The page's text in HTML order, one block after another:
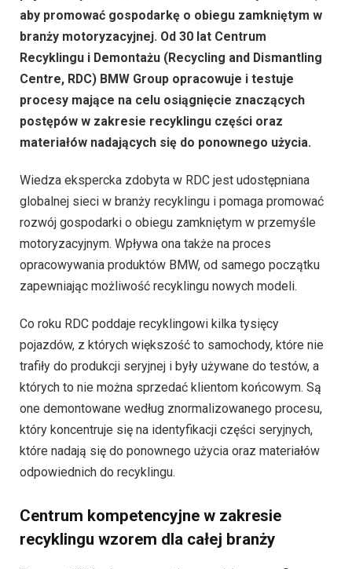
aby promować gospodarkę o obiegu zamkniętym w
branży motoryzacyjnej. Od 30 lat Centrum
Recyklingu i Demontażu (Recycling and Dismantling
Centre, RDC) BMW Group opracowuje i testuje
procesy mające na celu osiągnięcie znaczących
postępów w zakresie recyklingu części oraz
materiałów nadających się do ponownego użycia.
Wiedza ekspercka zdobyta w RDC jest udostępniana
globalnej sieci w branży recyklingu i pomaga promować
rozwój gospodarki o obiegu zamkniętym w przemyśle
motoryzacyjnym. Wpływa ona także na proces
opracowywania produktów BMW, od samego początku
zapewniając możliwość recyklingu nowych modeli.
Co roku RDC poddaje recyklingowi kilka tysięcy
pojazdów, z których większość to samochody, które nie
trafiły do produkcji seryjnej i były używane do testów, a
których to nie można sprzedać klientom końcowym. Są
one demontowane według znormalizowanego procesu,
który koncentruje się na identyfikacji części seryjnych,
które nadają się do ponownego użycia oraz materiałów
odpowiednich do recyklingu.
Centrum kompetencyjne w zakresie
recyklingu wzorem dla całej branży